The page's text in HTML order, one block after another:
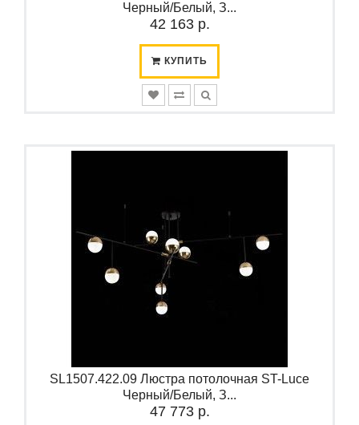
Черный/Белый, З...
42 163 р.
КУПИТЬ
SL1507.422.09 Люстра потолочная ST-Luce
Черный/Белый, З...
47 773 р.